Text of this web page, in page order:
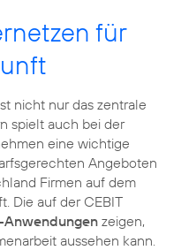
für
nicht nur das zentrale
spielt auch bei der
eine wichtige
Angeboten
Firmen auf dem
Die auf der CEBIT
zeigen,
aussehen kann.